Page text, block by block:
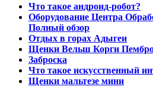
Что такое андроид-робот?
Оборудование Центра
Полный обзор
Отдых в горах Адыгеи
Щенки Вельш Корги
Заброска
Что такое искусственный
Щенки мальтезе мини